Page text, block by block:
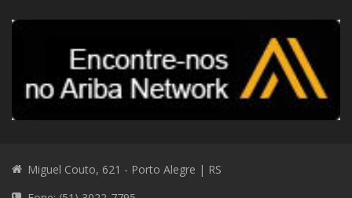
Miguel Couto, 621 - Porto Alegre | RS